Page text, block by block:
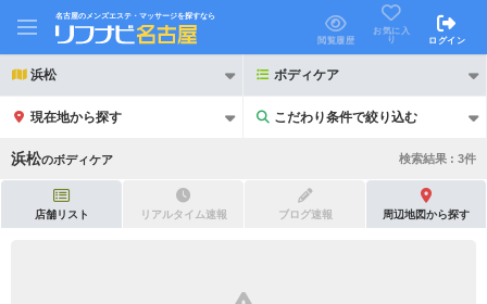
名古屋のメンズエステ・マッサージを探すなら
閲覧履歴
お気に入
り
ログイン
浜松 ボディケア
現在地から探す こだわり条件で絞り込む
こだわり条件で絞り込む
浜松のボディケア 検索結果 : 3件
店舗リスト リアルタイム速報 ブログ速報 周辺地図から探す